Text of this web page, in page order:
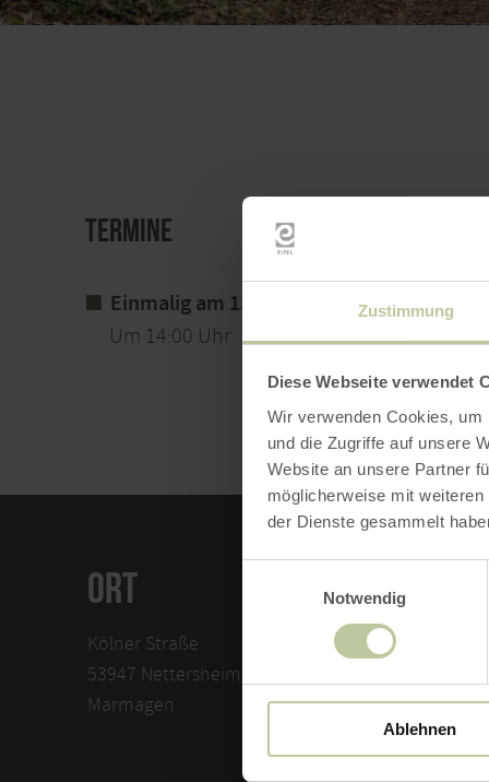
Zustimmung
Diese Webseite verwendet
Wir verwenden Cookies,
und die Zugriffe auf unsere
Website an unsere Partner
möglicherweise mit
der Dienste gesammelt
Notwendig
Ablehnen
Termine
Einmalig am 13. Dezember 2026
Um 14:00 Uhr
ORT
Kölner Straße
53947 Nettersheim-
Marmagen